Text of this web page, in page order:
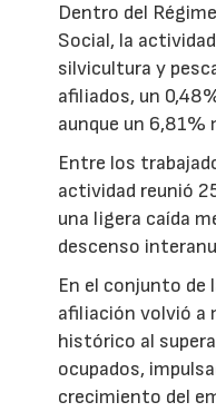
Dentro del
Social, la
silvicultura y
afiliados, un
aunque un 6,81%
Entre los
actividad reunió
una ligera caída
descenso
En el conjunto de
afiliación volvió a
histórico al
ocupados,
crecimiento del